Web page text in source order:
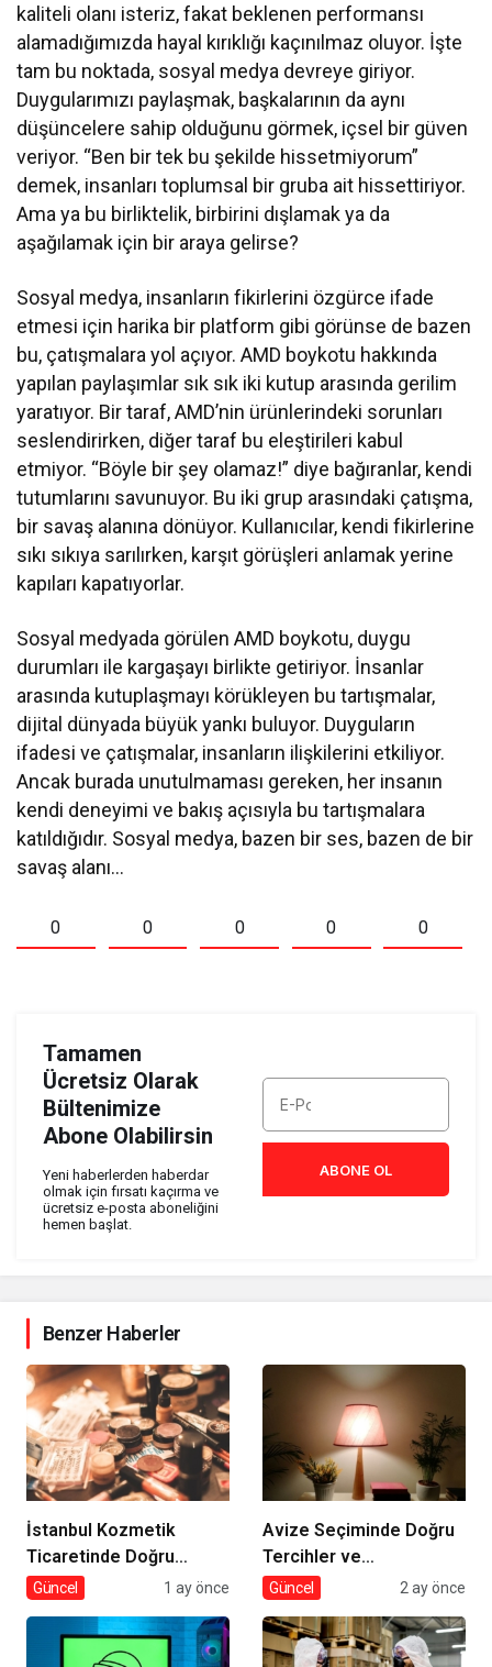
kaliteli olanı isteriz, fakat beklenen performansı
alamadığımızda hayal kırıklığı kaçınılmaz oluyor. İşte
tam bu noktada, sosyal medya devreye giriyor.
Duygularımızı paylaşmak, başkalarının da aynı
düşüncelere sahip olduğunu görmek, içsel bir güven
veriyor. “Ben bir tek bu şekilde hissetmiyorum”
demek, insanları toplumsal bir gruba ait hissettiriyor.
Ama ya bu birliktelik, birbirini dışlamak ya da
aşağılamak için bir araya gelirse?
Sosyal medya, insanların fikirlerini özgürce ifade
etmesi için harika bir platform gibi görünse de bazen
bu, çatışmalara yol açıyor. AMD boykotu hakkında
yapılan paylaşımlar sık sık iki kutup arasında gerilim
yaratıyor. Bir taraf, AMD’nin ürünlerindeki sorunları
seslendirirken, diğer taraf bu eleştirileri kabul
etmiyor. “Böyle bir şey olamaz!” diye bağıranlar, kendi
tutumlarını savunuyor. Bu iki grup arasındaki çatışma,
bir savaş alanına dönüyor. Kullanıcılar, kendi fikirlerine
sıkı sıkıya sarılırken, karşıt görüşleri anlamak yerine
kapıları kapatıyorlar.
Sosyal medyada görülen AMD boykotu, duygu
durumları ile kargaşayı birlikte getiriyor. İnsanlar
arasında kutuplaşmayı körükleyen bu tartışmalar,
dijital dünyada büyük yankı buluyor. Duyguların
ifadesi ve çatışmalar, insanların ilişkilerini etkiliyor.
Ancak burada unutulmaması gereken, her insanın
kendi deneyimi ve bakış açısıyla bu tartışmalara
katıldığıdır. Sosyal medya, bazen bir ses, bazen de bir
savaş alanı…
0 0 0 0 0
Tamamen
Ücretsiz Olarak
Bültenimize
Abone Olabilirsin
Yeni haberlerden haberdar
olmak için fırsatı kaçırma ve
ücretsiz e-posta aboneliğini
hemen başlat.
ABONE OL
Benzer Haberler
İstanbul Kozmetik
Ticaretinde Doğru
Tedarik
Güncel 1 ay önce
Avize Seçiminde Doğru
Tercihler ve
Dekorasyona Etkisi
Güncel 2 ay önce